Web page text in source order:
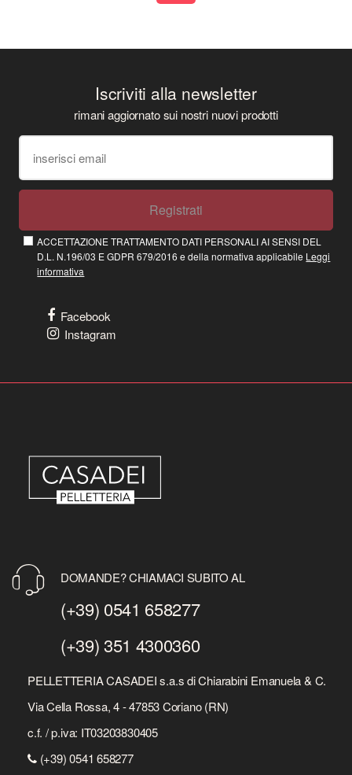
Iscriviti alla newsletter
rimani aggiornato sui nostri nuovi prodotti
Registrati
ACCETTAZIONE TRATTAMENTO DATI PERSONALI AI SENSI DEL
D.L. N.196/03 E GDPR 679/2016 e della normativa applicabile Leggi
informativa
Facebook
Instagram
DOMANDE? CHIAMACI SUBITO AL
(+39) 0541 658277
(+39) 351 4300360
PELLETTERIA CASADEI s.a.s di Chiarabini Emanuela & C.
Via Cella Rossa, 4 - 47853 Coriano (RN)
c.f. / p.iva: IT03203830405
(+39) 0541 658277